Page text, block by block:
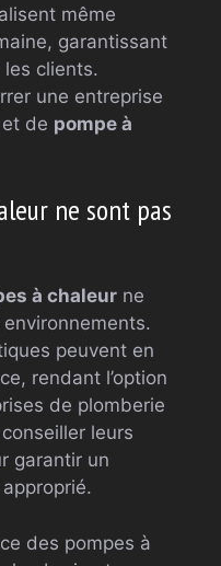
même
garantissant
clients.
une entreprise
de pompe à
ne sont pas
à chaleur ne
peuvent en
rendant l’option
de plomberie
leurs
garantir un
des pompes à